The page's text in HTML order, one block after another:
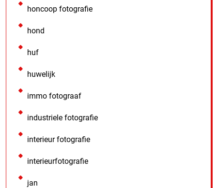
honcoop fotografie
hond
huf
huwelijk
immo fotograaf
industriele fotografie
interieur fotografie
interieurfotografie
jan